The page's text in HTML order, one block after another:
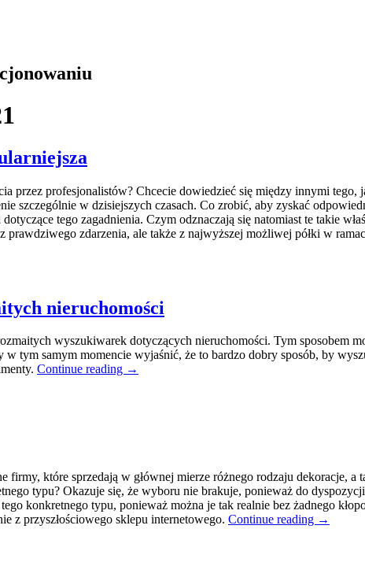
przez profesjonalistów? Chcecie dowiedzieć się między innymi
szczególnie w dzisiejszych czasach. Co zrobić, aby zyskać
tego zagadnienia. Czym odznaczają się natomiast te takie
zdarzenia, ale także z najwyższej możliwej półki w
nieruchomości
wyszukiwarek dotyczących nieruchomości. Tym sposobem
tym samym momencie wyjaśnić, że to bardzo dobry sposób, by
Continue reading →
które sprzedają w głównej mierze różnego rodzaju dekoracje, a
typu? Okazuje się, że wyboru nie brakuje, ponieważ do
konkretnego typu, ponieważ można je tak realnie bez żadnego
z przyszłościowego sklepu internetowego. Continue reading →